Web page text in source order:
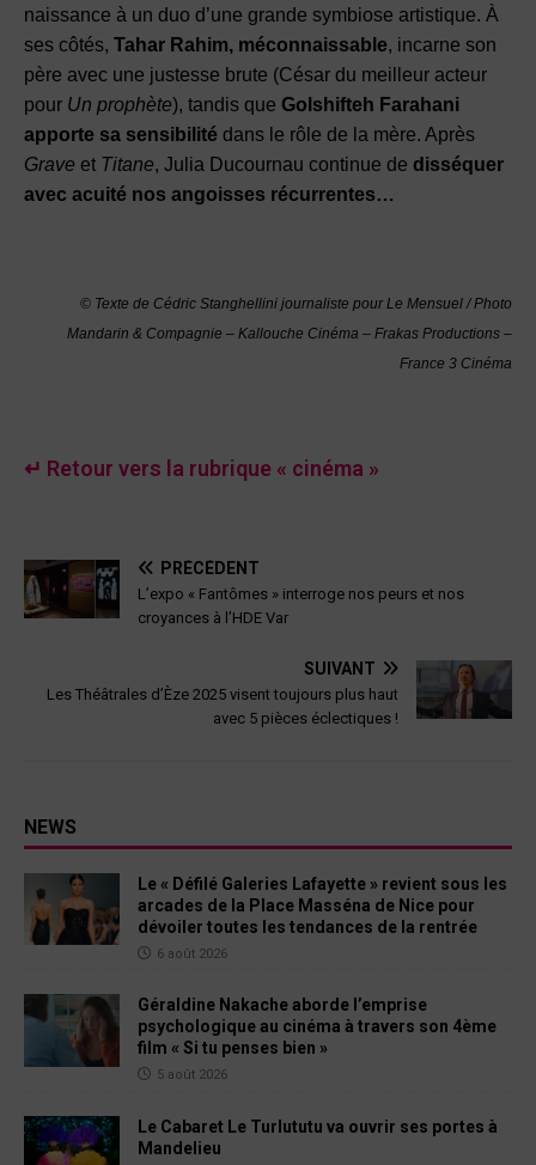
naissance à un duo d’une grande symbiose artistique. À
ses côtés, Tahar Rahim, méconnaissable, incarne son
père avec une justesse brute (César du meilleur acteur
pour Un prophète), tandis que Golshifteh Farahani
apporte sa sensibilité dans le rôle de la mère. Après
Grave et Titane, Julia Ducournau continue de disséquer
avec acuité nos angoisses récurrentes…
© Texte de Cédric Stanghellini journaliste pour Le Mensuel / Photo
Mandarin & Compagnie – Kallouche Cinéma – Frakas Productions –
France 3 Cinéma
↵ Retour vers la rubrique « cinéma »
PRÉCÉDENT
L’expo « Fantômes » interroge nos peurs et nos
croyances à l’HDE Var
SUIVANT
Les Théâtrales d’Èze 2025 visent toujours plus haut
avec 5 pièces éclectiques !
NEWS
Le « Défilé Galeries Lafayette » revient sous les
arcades de la Place Masséna de Nice pour
dévoiler toutes les tendances de la rentrée
6 août 2026
Géraldine Nakache aborde l’emprise
psychologique au cinéma à travers son 4ème
film « Si tu penses bien »
5 août 2026
Le Cabaret Le Turlututu va ouvrir ses portes à
Mandelieu